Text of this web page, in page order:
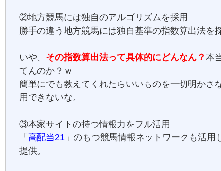
②地方競馬には独自のアルゴリズムを採用
勝手の違う地方競馬には独自基準の指数算出法を
いや、 その指数算出法って具体的にどんなん？本
てんのか？ｗ
簡単にでも教えてくれたらいいものを一切明かさ
用できないな。
③本家サイトの持つ情報力をフル活用
「高配当21 」のもつ競馬情報ネットワークも活用
提供。